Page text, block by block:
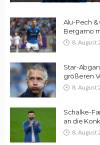
Alu-Pech
Bergamo
8. August
Star-
größeren
8. August
Schalke-
an die
8. August